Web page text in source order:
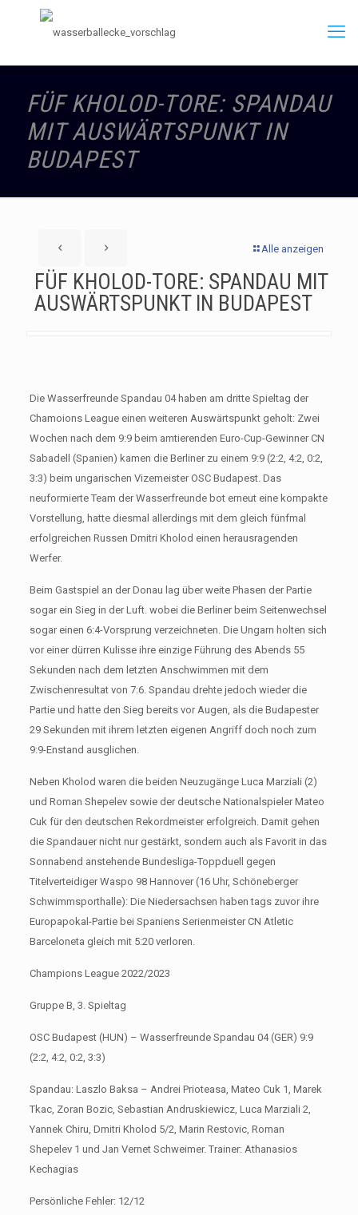
FÜF KHOLOD-TORE: SPANDAU
MIT AUSWÄRTSPUNKT IN
BUDAPEST
Alle anzeigen
FÜF KHOLOD-TORE: SPANDAU MIT
AUSWÄRTSPUNKT IN BUDAPEST
Die Wasserfreunde Spandau 04 haben am dritte Spieltag der
Chamoions League einen weiteren Auswärtspunkt geholt: Zwei
Wochen nach dem 9:9 beim amtierenden Euro-Cup-Gewinner CN
Sabadell (Spanien) kamen die Berliner zu einem 9:9 (2:2, 4:2, 0:2,
3:3) beim ungarischen Vizemeister OSC Budapest. Das
neuformierte Team der Wasserfreunde bot erneut eine kompakte
Vorstellung, hatte diesmal allerdings mit dem gleich fünfmal
erfolgreichen Russen Dmitri Kholod einen herausragenden
Werfer.
Beim Gastspiel an der Donau lag über weite Phasen der Partie
sogar ein Sieg in der Luft. wobei die Berliner beim Seitenwechsel
sogar einen 6:4-Vorsprung verzeichneten. Die Ungarn holten sich
vor einer dürren Kulisse ihre einzige Führung des Abends 55
Sekunden nach dem letzten Anschwimmen mit dem
Zwischenresultat von 7:6. Spandau drehte jedoch wieder die
Partie und hatte den Sieg bereits vor Augen, als die Budapester
29 Sekunden mit ihrem letzten eigenen Angriff doch noch zum
9:9-Enstand ausglichen.
Neben Kholod waren die beiden Neuzugänge Luca Marziali (2)
und Roman Shepelev sowie der deutsche Nationalspieler Mateo
Cuk für den deutschen Rekordmeister erfolgreich. Damit gehen
die Spandauer nicht nur gestärkt, sondern auch als Favorit in das
Sonnabend anstehende Bundesliga-Toppduell gegen
Titelverteidiger Waspo 98 Hannover (16 Uhr, Schöneberger
Schwimmsporthalle): Die Niedersachsen haben tags zuvor ihre
Europapokal-Partie bei Spaniens Serienmeister CN Atletic
Barceloneta gleich mit 5:20 verloren.
Champions League 2022/2023
Gruppe B, 3. Spieltag
OSC Budapest (HUN) – Wasserfreunde Spandau 04 (GER) 9:9
(2:2, 4:2, 0:2, 3:3)
Spandau: Laszlo Baksa – Andrei Prioteasa, Mateo Cuk 1, Marek
Tkac, Zoran Bozic, Sebastian Andruskiewicz, Luca Marziali 2,
Yannek Chiru, Dmitri Kholod 5/2, Marin Restovic, Roman
Shepelev 1 und Jan Vernet Schweimer. Trainer: Athanasios
Kechagias
Persönliche Fehler: 12/12